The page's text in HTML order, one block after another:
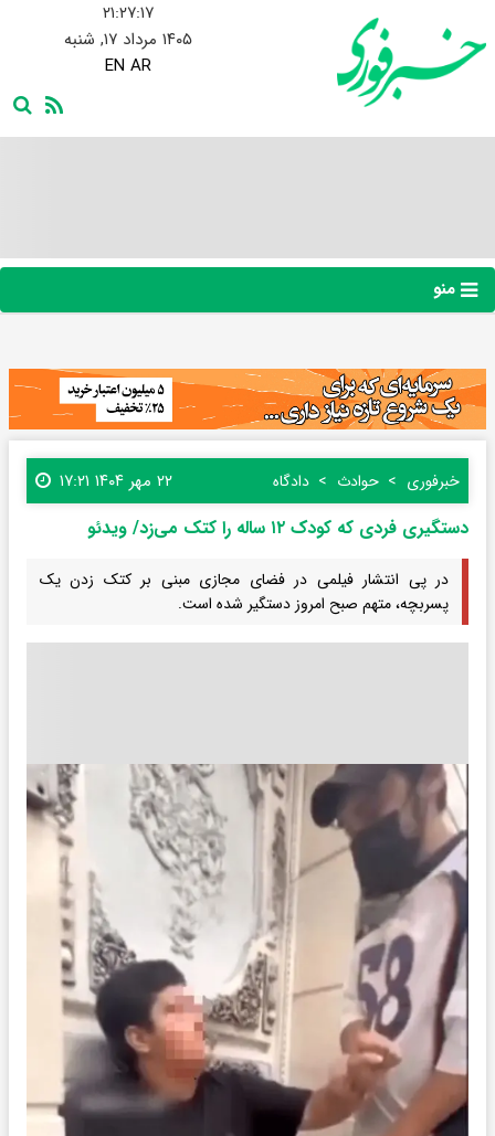
۲۱:۲۷:۱۸
۱۴۰۵ مرداد ۱۷, شنبه
EN AR
منو
خبرفوری حوادث دادگاه ۲۲ مهر ۱۴۰۴ ۱۷:۲۱
دستگیری فردی که کودک ۱۲ ساله را کتک می‌زد/ ویدئو
در پی انتشار فیلمی در فضای مجازی مبنی بر کتک زدن یک
پسربچه، متهم صبح امروز دستگیر شده است.